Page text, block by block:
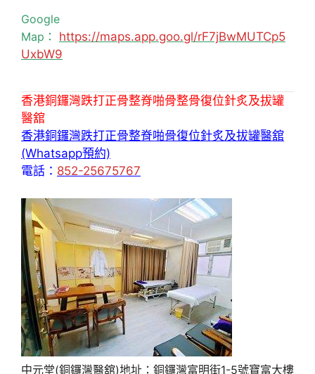
Google
Map： https://maps.app.goo.gl/rF7jBwMUTCp5
UxbW9
香港銅鑼灣跌打正骨整脊啪骨整骨復位針炙及拔罐
醫舘
香港銅鑼灣跌打正骨整脊啪骨復位針炙及拔罐醫舘
(Whatsapp預約)
電話： 852-25675767
中元堂(銅鑼灣醫舘)地址：銅鑼灣富明街1-5號寶富大樓